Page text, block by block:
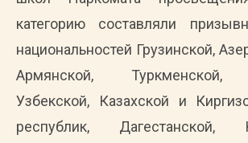
категорию составляли
национальностей Грузинской,
Армянской, Туркменской,
Узбекской, Казахской и
республик, Дагестанской,